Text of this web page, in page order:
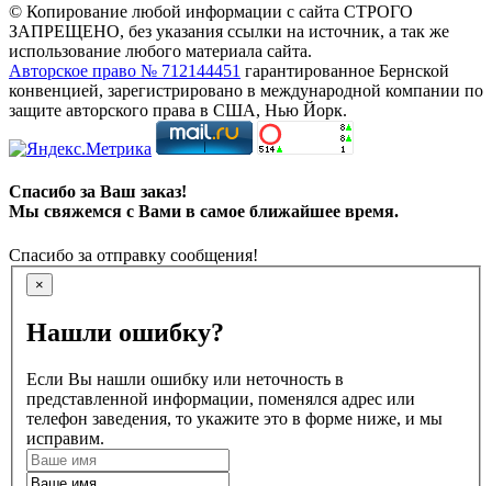
© Копирование любой информации с сайта СТРОГО
ЗАПРЕЩЕНО, без указания ссылки на источник, а так же
использование любого материала сайта.
Авторское право № 712144451 гарантированное Бернской
конвенцией, зарегистрировано в международной компании по
защите авторского права в США, Нью Йорк.
Спасибо за Ваш заказ!
Мы свяжемся с Вами в самое ближайшее время.
Спасибо за отправку сообщения!
×
Нашли ошибку?
Если Вы нашли ошибку или неточность в
представленной информации, поменялся адрес или
телефон заведения, то укажите это в форме ниже, и мы
исправим.